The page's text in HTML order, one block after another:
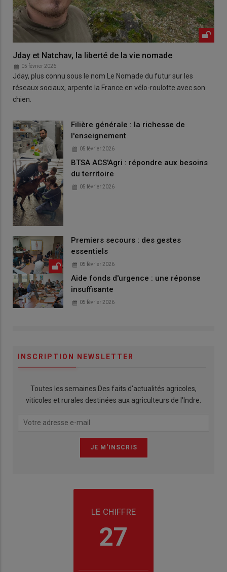
Jday et Natchav, la liberté de la vie nomade
05 février 2026
Jday, plus connu sous le nom Le Nomade du futur sur les
réseaux sociaux, arpente la France en vélo-roulotte avec son
chien.
Filière générale : la richesse de
l'enseignement
05 février 2026
BTSA ACS'Agri : répondre aux besoins
du territoire
05 février 2026
Premiers secours : des gestes
essentiels
05 février 2026
Aide fonds d'urgence : une réponse
insuffisante
05 février 2026
INSCRIPTION NEWSLETTER
Toutes les semaines Des faits d'actualités agricoles,
viticoles et rurales destinées aux agriculteurs de l'Indre.
LE CHIFFRE
27